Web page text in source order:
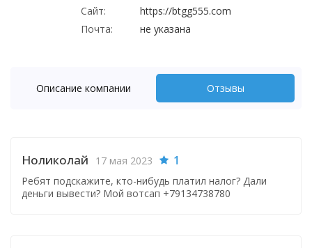
Сайт:
https://btgg555.com
Почта:
не указана
Описание компании Отзывы
Ноликолай 17 мая 2023 1
Ребят подскажите, кто-нибудь платил налог? Дали
деньги вывести? Мой вотсап +79134738780